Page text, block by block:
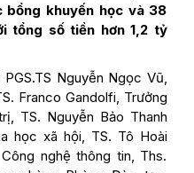
khuyến học và 38
tổng số tiền hơn 1,2 tỷ
PGS.TS Nguyễn Ngọc Vũ,
Franco Gandolfi, Trưởng
TS. Nguyễn Bảo Thanh
học xã hội, TS. Tô Hoài
nghệ thông tin, Ths.